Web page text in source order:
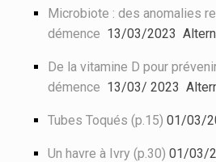
Microbiote : des anomalies
démence 13/03/2023
De la vitamine D pour
démence 13/03/ 2023
Tubes Toqués (p.15) 01/03/
Un havre à Ivry (p.30) 01/03/